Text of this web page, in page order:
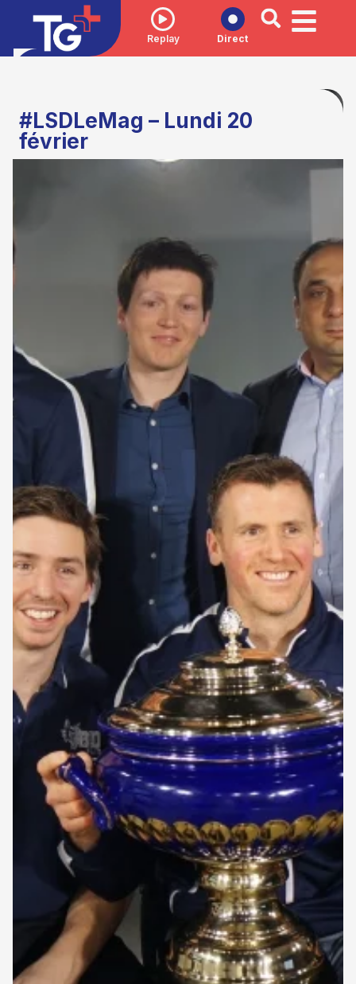
Replay Direct
#LSDLeMag – Lundi 20
février